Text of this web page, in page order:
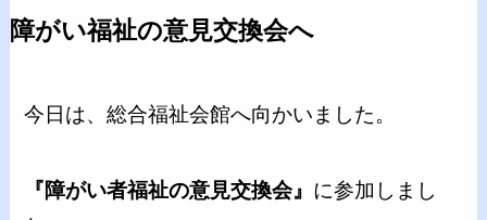
障がい福祉の意見交換会へ
今日は、総合福祉会館へ向かいました。
『障がい者福祉の意見交換会』 に参加しまし